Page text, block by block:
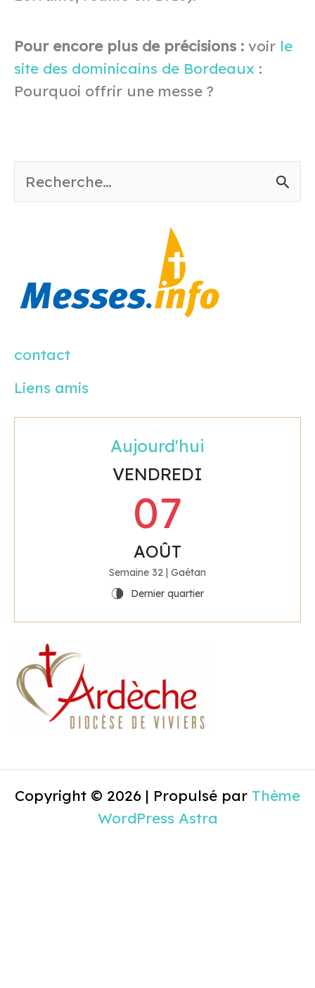
Pour encore plus de précisions : voir le
site des dominicains de Bordeaux :
Pourquoi offrir une messe ?
e
contact
Liens amis
Aujourd'hui
VENDREDI
07
AOÛT
Semaine 32 | Gaétan
U
Dernier quartier
Copyright © 2026 | Propulsé par Thème
WordPress Astra